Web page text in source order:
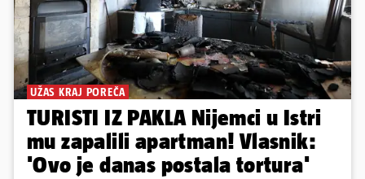
UŽAS KRAJ POREČA
TURISTI IZ PAKLA Nijemci u Istri
mu zapalili apartman! Vlasnik:
'Ovo je danas postala tortura'